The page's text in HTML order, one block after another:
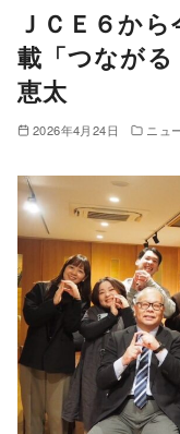
ＪＣＥ６か
載「つなが
恵太
2026年4月24日 ニュ